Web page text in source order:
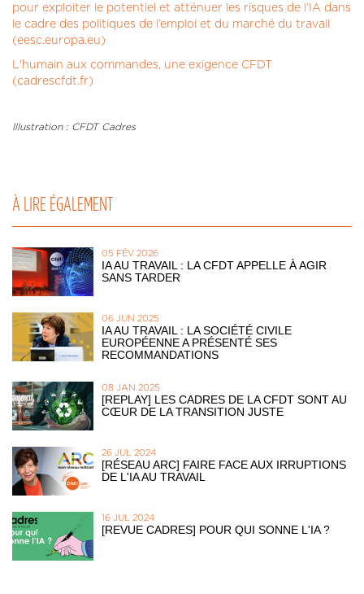
pour exploiter le potentiel et atténuer les risques de l’IA dans
le cadre des politiques de l’emploi et du marché du travail
(eesc.europa.eu)
L'humain aux commandes, une exigence CFDT
(cadrescfdt.fr)
Illustration : CFDT Cadres
À LIRE ÉGALEMENT
05 FÉV 2026
IA AU TRAVAIL : LA CFDT APPELLE À AGIR
SANS TARDER
06 JUN 2025
IA AU TRAVAIL : LA SOCIÉTÉ CIVILE
EUROPÉENNE A PRÉSENTÉ SES
RECOMMANDATIONS
08 JAN 2025
[REPLAY] LES CADRES DE LA CFDT SONT AU
CŒUR DE LA TRANSITION JUSTE
26 JUL 2024
[RÉSEAU ARC] FAIRE FACE AUX IRRUPTIONS
DE L'IA AU TRAVAIL
16 JUL 2024
[REVUE CADRES] POUR QUI SONNE L'IA ?